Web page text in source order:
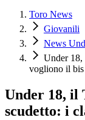
Toro News
Giovanili
News
Under 18,
vogliono il bis
Under 18, il
scudetto: i